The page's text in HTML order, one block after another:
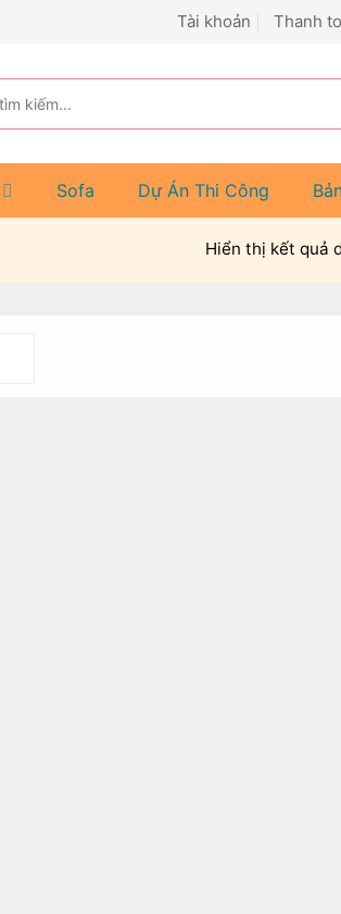
Tài khoản Thanh
Sofa Dự Án Thi Công
Hiển thị kết quả